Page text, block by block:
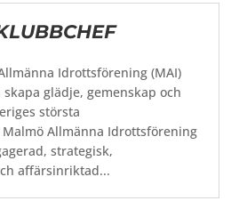
Idrottsförening (MAI)
glädje, gemenskap och
största
Allmänna Idrottsförening
strategisk,
affärsinriktad...